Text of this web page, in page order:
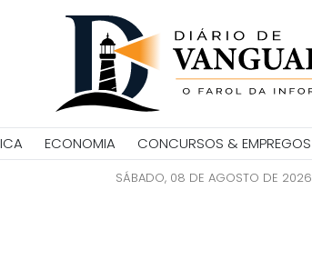
ECONOMIA CONCURSOS & EMPREGOS
SÁBADO, 08 DE AGOSTO DE 2026